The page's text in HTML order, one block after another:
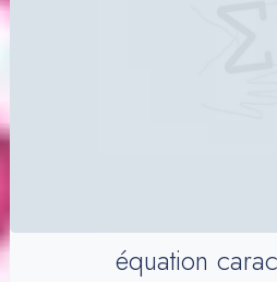
équation